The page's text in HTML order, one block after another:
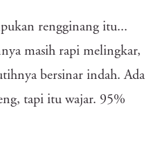
rengginang itu...
masih rapi melingkar,
bersinar indah. Ada
tapi itu wajar. 95%